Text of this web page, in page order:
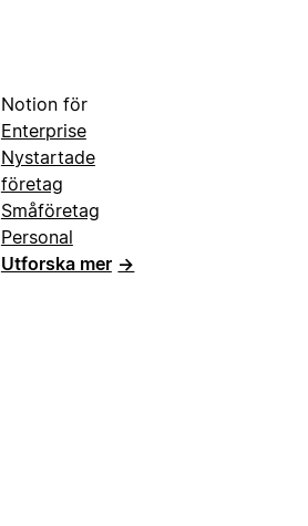
Notion för
Enterprise
Nystartade
företag
Småföretag
Personal
Utforska mer →